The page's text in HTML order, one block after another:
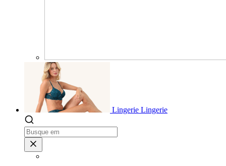
Lingerie Lingerie